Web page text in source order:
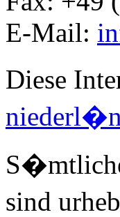
E-Mail:
Diese
sind